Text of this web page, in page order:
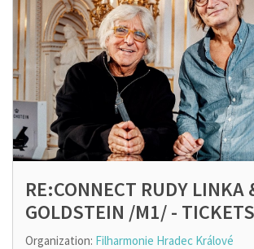
RE:CONNECT RUDY LINKA
GOLDSTEIN /M1/ - TICKETS
Organization: Filharmonie Hradec Králové